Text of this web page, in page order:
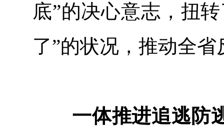
底”的决心意志，扭
了”的状况，推动全
一体推进追逃防